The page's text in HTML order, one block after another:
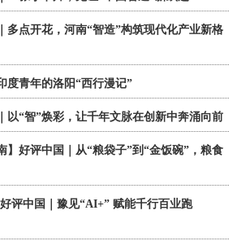
多点开花，河南“智造”构筑现代化产业新格
度青年的洛阳“西行漫记”
以“智”焕彩，让千年文脉在创新中奔涌向前
】好评中国｜从“粮袋子”到“金饭碗”，粮食
评中国｜豫见“AI+” 赋能千行百业跑